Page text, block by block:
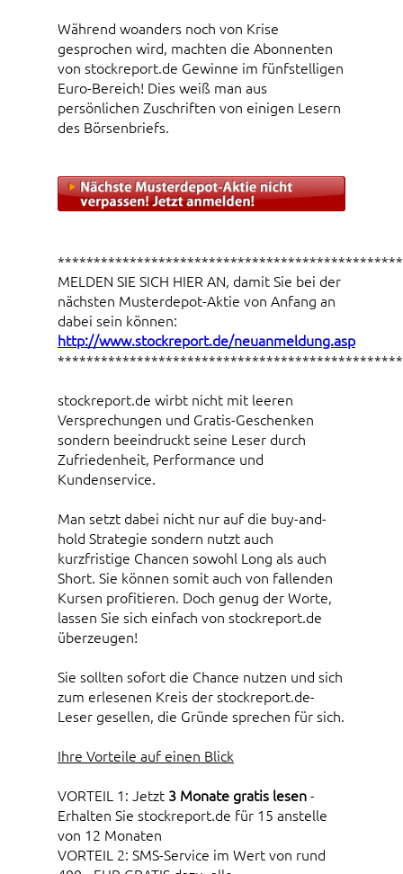
Während woanders noch von Krise
gesprochen wird, machten die Abonnenten
von stockreport.de Gewinne im fünfstelligen
Euro-Bereich! Dies weiß man aus
persönlichen Zuschriften von einigen Lesern
des Börsenbriefs.
MELDEN SIE SICH HIER AN, damit Sie bei der
nächsten Musterdepot-Aktie von Anfang an
dabei sein können:
http://www.stockreport.de/neuanmeldung.asp
stockreport.de wirbt nicht mit leeren
Versprechungen und Gratis-Geschenken
sondern beeindruckt seine Leser durch
Zufriedenheit, Performance und
Kundenservice.
Man setzt dabei nicht nur auf die buy-and-
hold Strategie sondern nutzt auch
kurzfristige Chancen sowohl Long als auch
Short. Sie können somit auch von fallenden
Kursen profitieren. Doch genug der Worte,
lassen Sie sich einfach von stockreport.de
überzeugen!
Sie sollten sofort die Chance nutzen und sich
zum erlesenen Kreis der stockreport.de-
Leser gesellen, die Gründe sprechen für sich.
Ihre Vorteile auf einen Blick
VORTEIL 1: Jetzt 3 Monate gratis lesen-
Erhalten Sie stockreport.de für 15 anstelle
von 12 Monaten
VORTEIL 2: SMS-Service im Wert von rund